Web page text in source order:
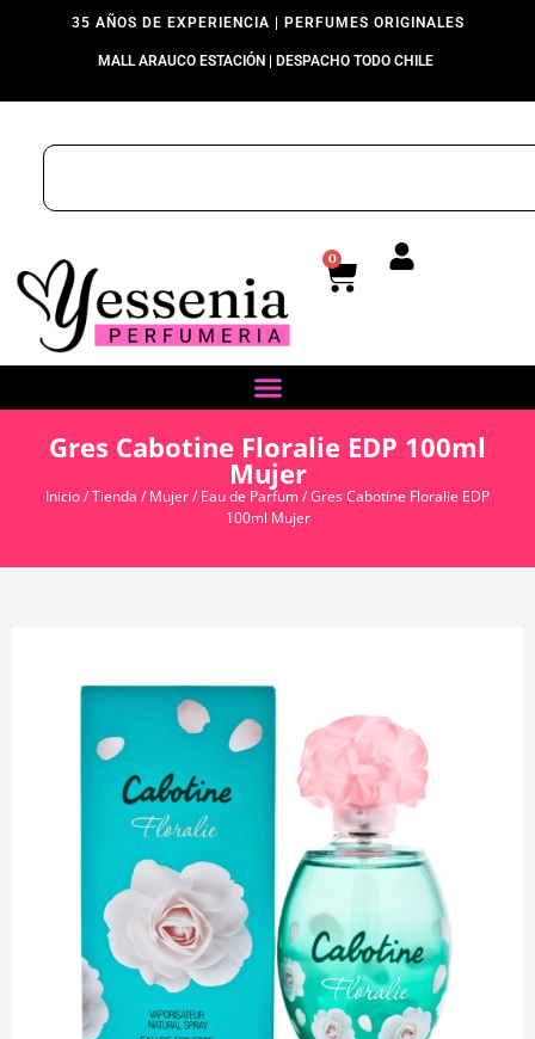
35 AÑOS DE EXPERIENCIA | PERFUMES ORIGINALES
MALL ARAUCO ESTACIÓN | DESPACHO TODO CHILE
0
Gres Cabotine Floralie EDP 100ml
Mujer
Inicio/Tienda / Mujer/ Eau de Parfum/ Gres Cabotine Floralie EDP
100ml Mujer